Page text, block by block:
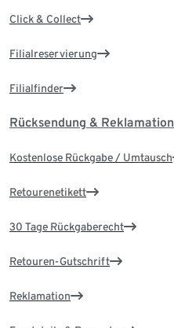
Click & Collect
Filialreservierung
Filialfinder
Rücksendung & Reklamation
Kostenlose Rückgabe / Umtausch
Retourenetikett
30 Tage Rückgaberecht
Retouren-Gutschrift
Reklamation